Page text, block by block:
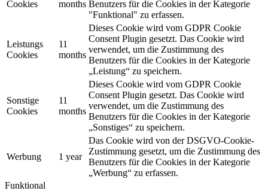
Cookies
months Benutzers für die Cookies in der Kategorie
"Funktional" zu erfassen.
Leistungs
Cookies
11
months
Dieses Cookie wird vom GDPR Cookie
Consent Plugin gesetzt. Das Cookie wird
verwendet, um die Zustimmung des
Benutzers für die Cookies in der Kategorie
„Leistung“ zu speichern.
Sonstige
Cookies
11
months
Dieses Cookie wird vom GDPR Cookie
Consent Plugin gesetzt. Das Cookie wird
verwendet, um die Zustimmung des
Benutzers für die Cookies in der Kategorie
„Sonstiges“ zu speichern.
Werbung 1 year
Das Cookie wird von der DSGVO-Cookie-
Zustimmung gesetzt, um die Zustimmung des
Benutzers für die Cookies in der Kategorie
„Werbung“ zu erfassen.
Funktional